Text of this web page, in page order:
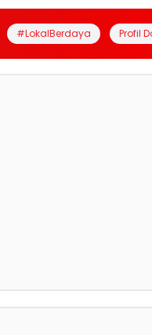
#LokalBerdaya Profil